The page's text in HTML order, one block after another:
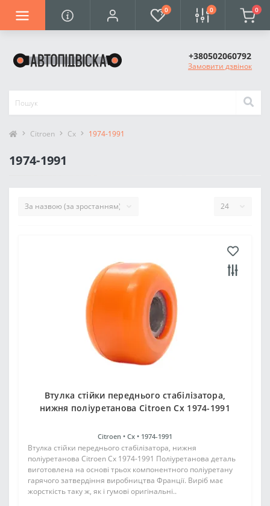
0 0 0
+380502060792
Замовити дзвінок
Citroen Cx 1974-1991
1974-1991
Втулка стійки переднього стабілізатора,
нижня поліуретанова Citroen Cx 1974-1991
Citroen • Cx • 1974-1991
Втулка стійки переднього стабілізатора, нижня
поліуретанова Citroen Cx 1974-1991 Поліуретанова деталь
виготовлена на основі трьох компонентного поліуретану
гарячого затвердіння виробництва Франції. Виріб має
жорсткість таку ж, як і гумові оригінальні..